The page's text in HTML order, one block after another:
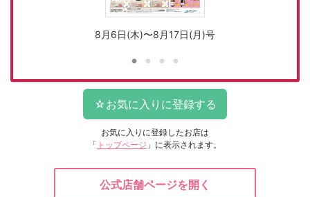
8月6日(木)〜8月17日(月)号
お気に入りに登録したお店は
「 トップページ 」に表示されます。
公式店舗ページを開く